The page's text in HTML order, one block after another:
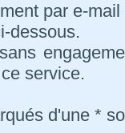
par e-
dessous.
service.
d'une *